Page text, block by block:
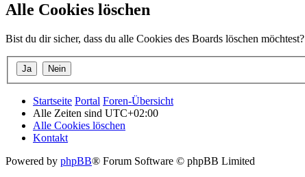
Alle Cookies löschen
Bist du dir sicher, dass du alle Cookies des Boards löschen möchtest?
Startseite Portal Foren-Übersicht
Alle Zeiten sind UTC+02:00
Alle Cookies löschen
Kontakt
Powered by phpBB® Forum Software © phpBB Limited